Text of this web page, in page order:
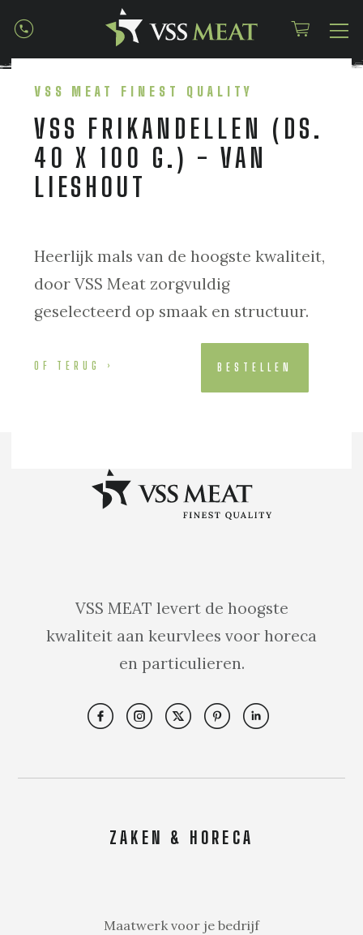
VSS MEAT FINEST QUALITY
VSS FRIKANDELLEN (DS.
40 X 100 G.) - VAN
LIESHOUT
Heerlijk mals van de hoogste kwaliteit,
door VSS Meat zorgvuldig
geselecteerd op smaak en structuur.
BESTELLEN
OF TERUG
VSS MEAT levert de hoogste
kwaliteit aan keurvlees voor horeca
en particulieren.
ZAKEN & HORECA
Maatwerk voor je bedrijf